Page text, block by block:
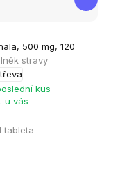
500 mg, 120
stravy
kus
u vás
tableta